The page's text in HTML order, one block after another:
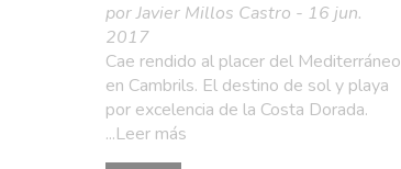
por Javier Millos Castro - 16 jun.
2017
Cae rendido al placer del Mediterráneo
en Cambrils. El destino de sol y playa
por excelencia de la Costa Dorada.
...Leer más